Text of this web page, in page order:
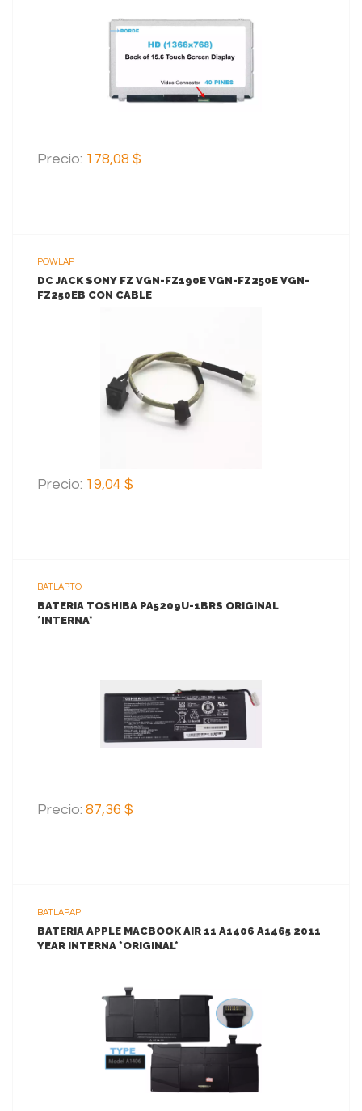
AGREGAR AL CARRITO
Precio: 178,08 $
POWLAP
DC JACK SONY FZ VGN-FZ190E VGN-FZ250E VGN-
FZ250EB CON CABLE
AGREGAR AL CARRITO
Precio: 19,04 $
BATLAPTO
BATERIA TOSHIBA PA5209U-1BRS ORIGINAL
*INTERNA*
AGREGAR AL CARRITO
Precio: 87,36 $
BATLAPAP
BATERIA APPLE MACBOOK AIR 11 A1406 A1465 2011
YEAR INTERNA *ORIGINAL*
AGREGAR AL CARRITO